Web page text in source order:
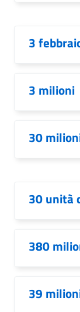
3
3 milioni
30
30 unità
380
39